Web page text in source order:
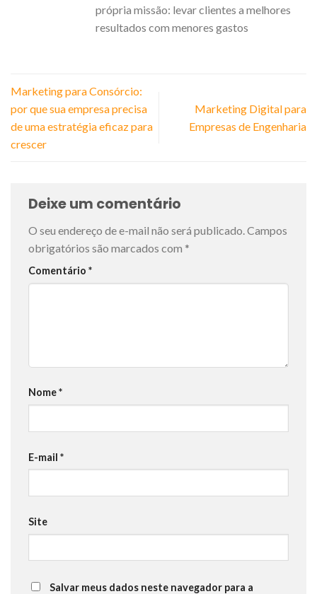
própria missão: levar clientes a melhores
resultados com menores gastos
Marketing para Consórcio:
por que sua empresa precisa
de uma estratégia eficaz para
crescer
Marketing Digital para
Empresas de Engenharia
Deixe um comentário
O seu endereço de e-mail não será publicado.Campos
obrigatórios são marcados com *
Comentário *
Nome*
E-mail *
Site
Salvar meus dados neste navegador para a